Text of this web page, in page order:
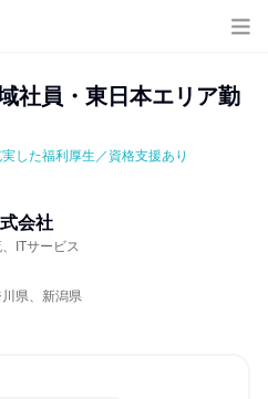
社員・東日本エリア勤
した福利厚生／資格支援あり
会社
ITサービス
県、新潟県